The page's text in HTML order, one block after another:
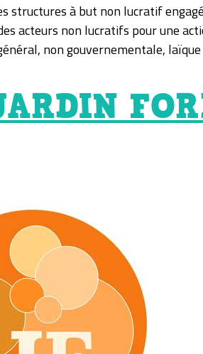
structures à but non lucratif
acteurs non lucratifs pour une
non gouvernementale,